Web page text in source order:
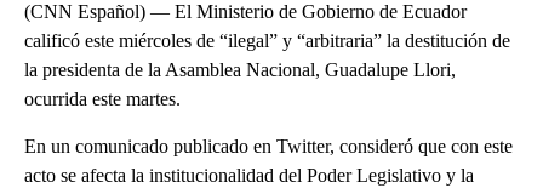
(CNN Español) — El Ministerio de Gobierno de Ecuador
calificó este miércoles de “ilegal” y “arbitraria” la destitución de
la presidenta de la Asamblea Nacional, Guadalupe Llori,
ocurrida este martes.
En un comunicado publicado en Twitter, consideró que con este
acto se afecta la institucionalidad del Poder Legislativo y la